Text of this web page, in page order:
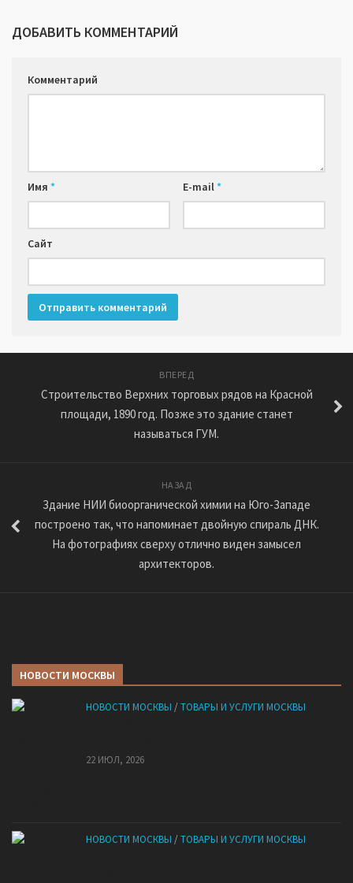
ДОБАВИТЬ КОММЕНТАРИЙ
Комментарий
Имя * E-mail*
Сайт
ВПЕРЕД
Строительство Верхних торговых рядов на Красной
площади, 1890 год. Позже это здание станет
называться ГУМ.
НАЗАД
Здание НИИ биоорганической химии на Юго-Западе
построено так, что напоминает двойную спираль ДНК.
На фотографиях сверху отлично виден замысел
архитекторов.
НОВОСТИ МОСКВЫ
НОВОСТИ МОСКВЫ /ТОВАРЫ И УСЛУГИ МОСКВЫ
22 ИЮЛ, 2026
НОВОСТИ МОСКВЫ /ТОВАРЫ И УСЛУГИ МОСКВЫ